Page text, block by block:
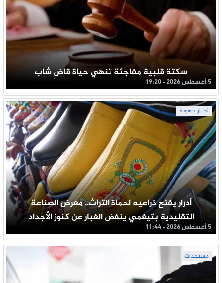
سكتة قلبية مفاجئة تنهي حياة قاضِ شاب
5 أغسطس 2026 - 19:20
أخبار جهوية
أدرار يفتح ذراعيه لحماة التراث.. معرض الصناعة
التقليدية بتيغمي ينفض الغبار عن كنوز الأجداد
5 أغسطس 2026 - 11:44
مستجدات